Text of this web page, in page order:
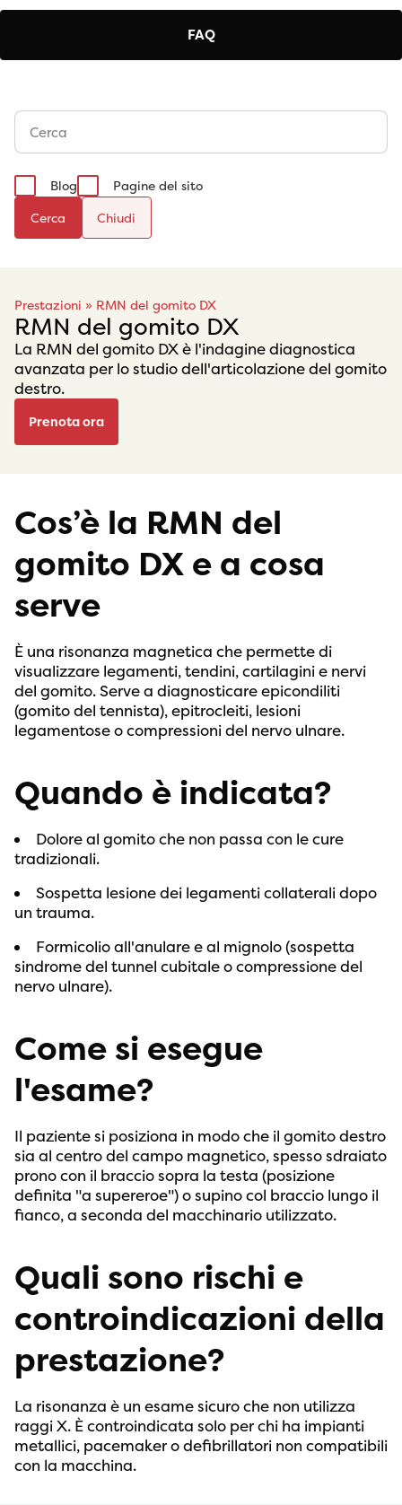
FAQ
Blog
Pagine del sito
Cerca
Prestazioni » RMN del gomito DX
RMN del gomito DX
La RMN del gomito DX è l'indagine diagnostica
avanzata per lo studio dell'articolazione del gomito
destro.
Prenota ora
Cos’è la RMN del
gomito DX e a cosa
serve
È una risonanza magnetica che permette di
visualizzare legamenti, tendini, cartilagini e nervi
del gomito. Serve a diagnosticare epicondiliti
(gomito del tennista), epitrocleiti, lesioni
legamentose o compressioni del nervo ulnare.
Quando è indicata?
Dolore al gomito che non passa con le cure
tradizionali.
Sospetta lesione dei legamenti collaterali dopo
un trauma.
Formicolio all'anulare e al mignolo (sospetta
sindrome del tunnel cubitale o compressione del
nervo ulnare).
Come si esegue
l'esame?
Il paziente si posiziona in modo che il gomito destro
sia al centro del campo magnetico, spesso sdraiato
prono con il braccio sopra la testa (posizione
definita "a supereroe") o supino col braccio lungo il
fianco, a seconda del macchinario utilizzato.
Quali sono rischi e
controindicazioni della
prestazione?
La risonanza è un esame sicuro che non utilizza
raggi X. È controindicata solo per chi ha impianti
metallici, pacemaker o defibrillatori non compatibili
con la macchina.